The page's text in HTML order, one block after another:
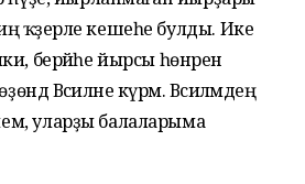
ҡәҙерле кешеһе булды. Ике
берәйһе йырсы һөнәрен
Вәсиләне күрәм. Вәсиләмдең
уларҙы балаларыма